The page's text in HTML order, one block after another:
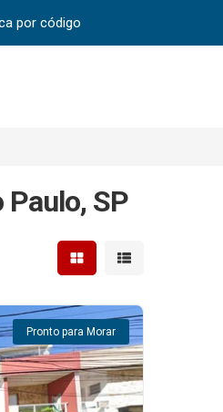
Paulo, SP
Mostrar resultados em
Mostrar
Pronto para Morar